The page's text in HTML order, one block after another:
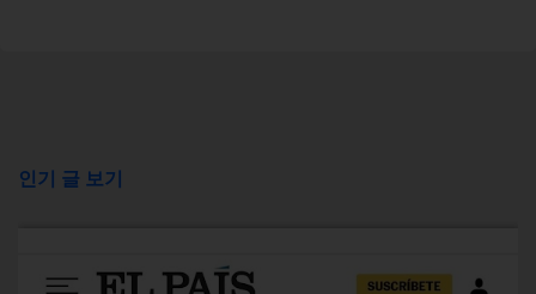
인기 글 보기